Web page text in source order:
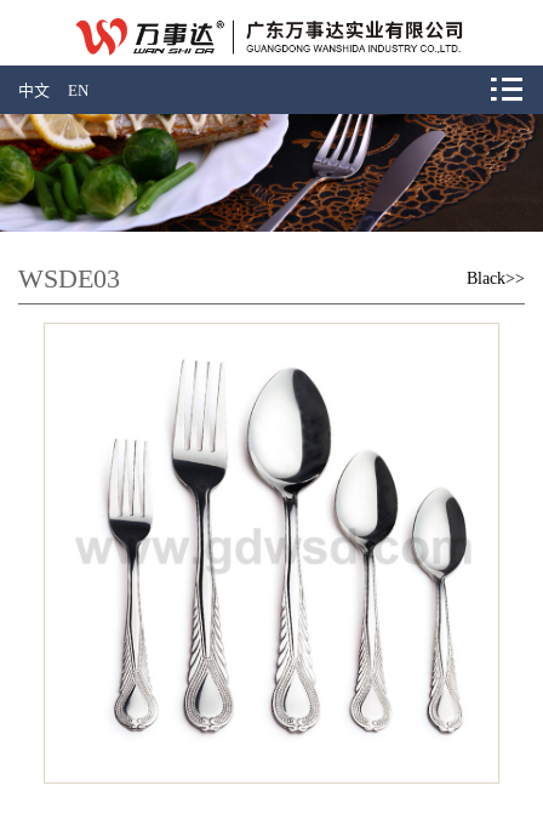
中文 EN
WSDE03 Black>>